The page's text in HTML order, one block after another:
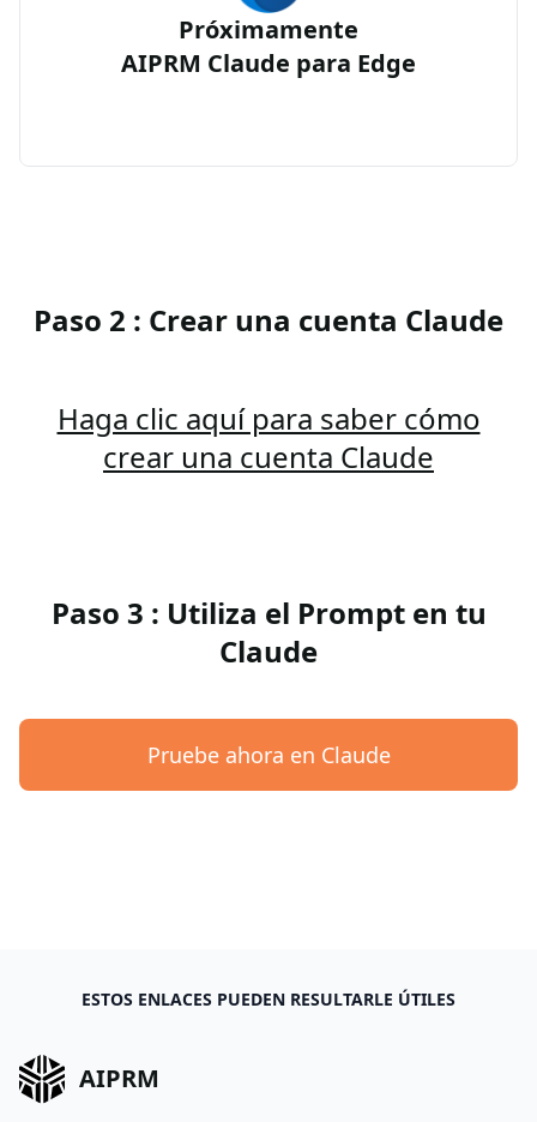
Próximamente
AIPRM Claude para Edge
Paso 2 : Crear una cuenta Claude
Haga clic aquí para saber cómo
crear una cuenta Claude
Paso 3 : Utiliza el Prompt en tu
Claude
Pruebe ahora en Claude
ESTOS ENLACES PUEDEN RESULTARLE ÚTILES
AIPRM